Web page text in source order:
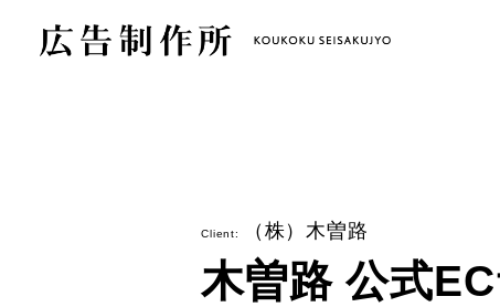
Client: （株）木曽路
木曽路 公式